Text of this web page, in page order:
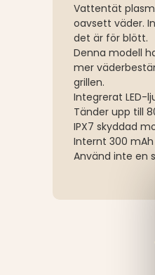
Vattentät
oavsett väder.
det är för blött.
Denna modell
mer
grillen.
Integrerat LED-
Tänder upp till
IPX7 skyddad
Internt 300
Använd inte en